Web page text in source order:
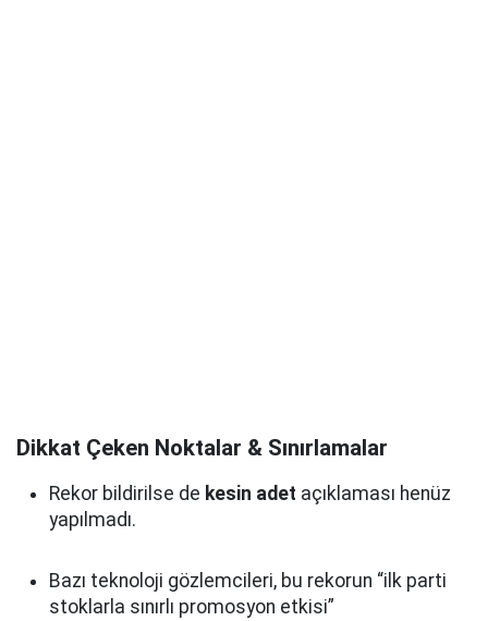
Dikkat Çeken Noktalar & Sınırlamalar
Rekor bildirilse de kesin adet açıklaması henüz
yapılmadı.
Bazı teknoloji gözlemcileri, bu rekorun “ilk parti
stoklarla sınırlı promosyon etkisi”